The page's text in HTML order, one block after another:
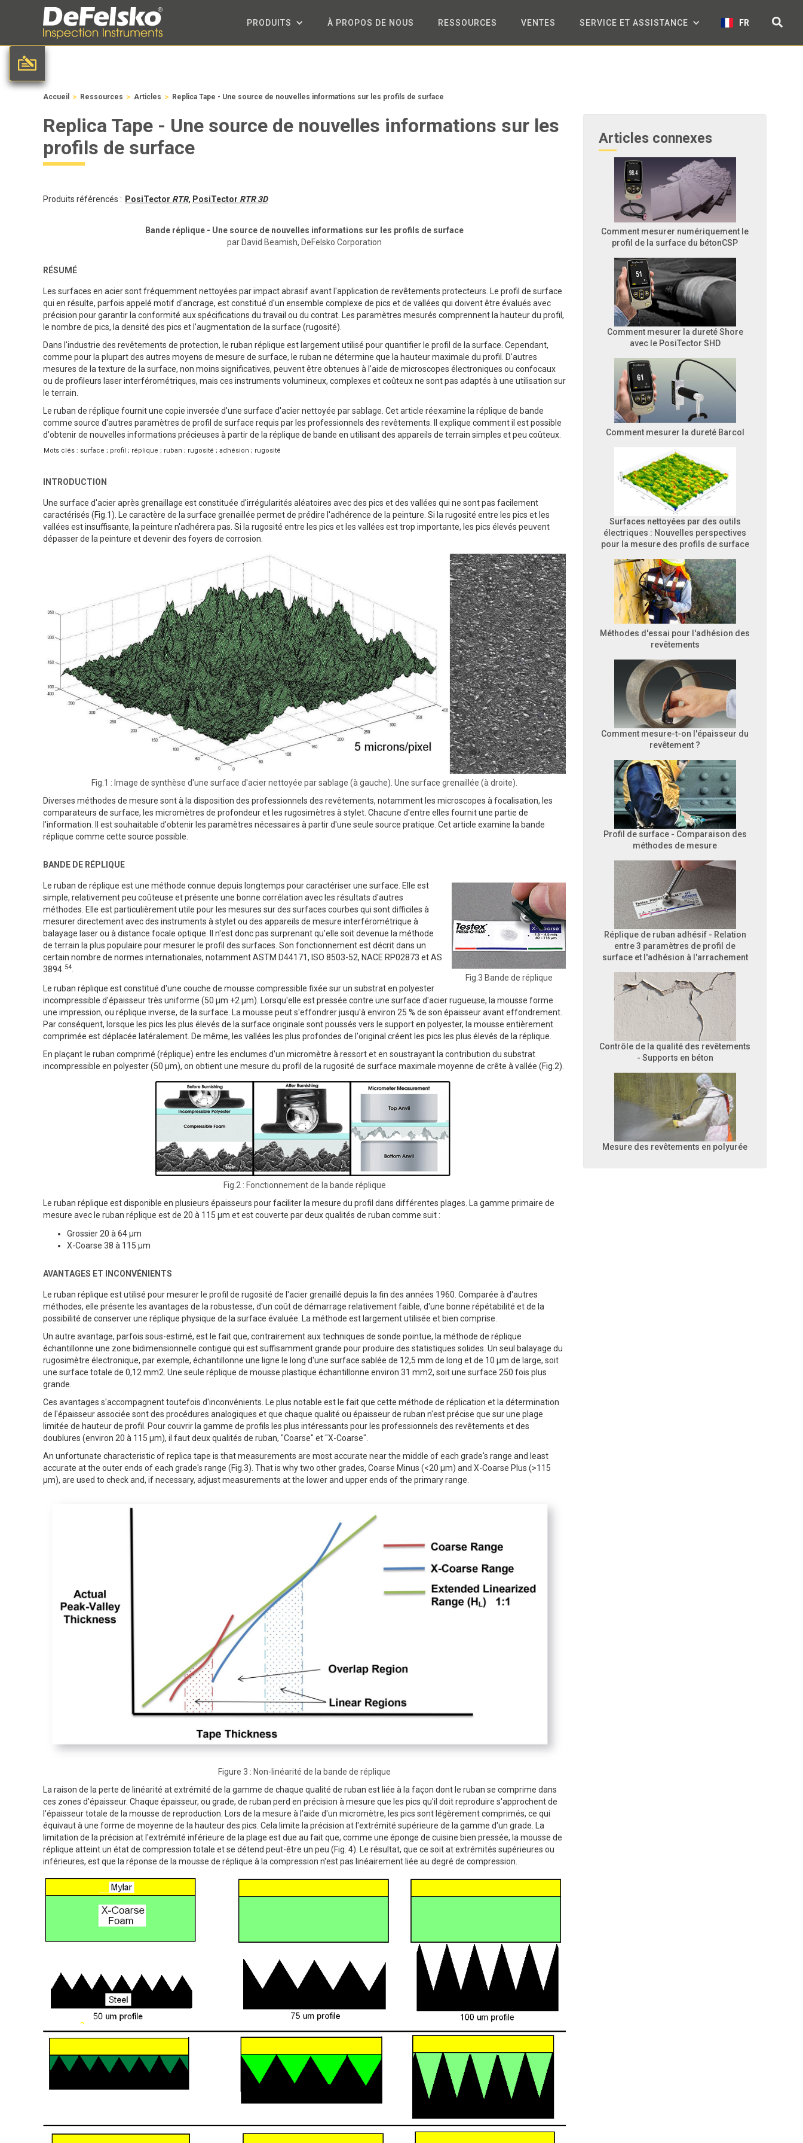
PRODUITS À PROPOS DE NOUS RESSOURCES VENTES SERVICE ET ASSISTANCE FR
Accueil > Ressources > Articles > Replica Tape - Une source de nouvelles informations sur les profils de surface
Replica Tape - Une source de nouvelles informations sur les
profils de surface
Produits référencés : PosiTector RTR, PosiTector RTR 3D
Bande réplique - Une source de nouvelles informations sur les profils de surface
par David Beamish, DeFelsko Corporation
RÉSUMÉ
Les surfaces en acier sont fréquemment nettoyées par impact abrasif avant l'application de revêtements protecteurs. Le profil de surface
qui en résulte, parfois appelé motif d'ancrage, est constitué d'un ensemble complexe de pics et de vallées qui doivent être évalués avec
précision pour garantir la conformité aux spécifications du travail ou du contrat. Les paramètres mesurés comprennent la hauteur du profil,
le nombre de pics, la densité des pics et l'augmentation de la surface (rugosité).
Dans l'industrie des revêtements de protection, le ruban réplique est largement utilisé pour quantifier le profil de la surface. Cependant,
comme pour la plupart des autres moyens de mesure de surface, le ruban ne détermine que la hauteur maximale du profil. D'autres
mesures de la texture de la surface, non moins significatives, peuvent être obtenues à l'aide de microscopes électroniques ou confocaux
ou de profileurs laser interférométriques, mais ces instruments volumineux, complexes et coûteux ne sont pas adaptés à une utilisation sur
le terrain.
Le ruban de réplique fournit une copie inversée d'une surface d'acier nettoyée par sablage. Cet article réexamine la réplique de bande
comme source d'autres paramètres de profil de surface requis par les professionnels des revêtements. Il explique comment il est possible
d'obtenir de nouvelles informations précieuses à partir de la réplique de bande en utilisant des appareils de terrain simples et peu coûteux.
Mots clés : surface ; profil ; réplique ; ruban ; rugosité ; adhésion ; rugosité
INTRODUCTION
Une surface d'acier après grenaillage est constituée d'irrégularités aléatoires avec des pics et des vallées qui ne sont pas facilement
caractérisés (Fig.1). Le caractère de la surface grenaillée permet de prédire l'adhérence de la peinture. Si la rugosité entre les pics et les
vallées est insuffisante, la peinture n'adhérera pas. Si la rugosité entre les pics et les vallées est trop importante, les pics élevés peuvent
dépasser de la peinture et devenir des foyers de corrosion.
Fig.1 : Image de synthèse d'une surface d'acier nettoyée par sablage (à gauche). Une surface grenaillée (à droite).
Diverses méthodes de mesure sont à la disposition des professionnels des revêtements, notamment les microscopes à focalisation, les
comparateurs de surface, les micromètres de profondeur et les rugosimètres à stylet. Chacune d'entre elles fournit une partie de
l'information. Il est souhaitable d'obtenir les paramètres nécessaires à partir d'une seule source pratique. Cet article examine la bande
réplique comme cette source possible.
BANDE DE RÉPLIQUE
Fig.3 Bande de réplique
Le ruban de réplique est une méthode connue depuis longtemps pour caractériser une surface. Elle est
simple, relativement peu coûteuse et présente une bonne corrélation avec les résultats d'autres
méthodes. Elle est particulièrement utile pour les mesures sur des surfaces courbes qui sont difficiles à
mesurer directement avec des instruments à stylet ou des appareils de mesure interférométrique à
balayage laser ou à distance focale optique. Il n'est donc pas surprenant qu'elle soit devenue la méthode
de terrain la plus populaire pour mesurer le profil des surfaces. Son fonctionnement est décrit dans un
certain nombre de normes internationales, notamment ASTM D44171, ISO 8503-52, NACE RP02873 et AS
3894. 54
Le ruban réplique est constitué d'une couche de mousse compressible fixée sur un substrat en polyester
incompressible d'épaisseur très uniforme (50 µm +2 µm). Lorsqu'elle est pressée contre une surface d'acier rugueuse, la mousse forme
une impression, ou réplique inverse, de la surface. La mousse peut s'effondrer jusqu'à environ 25 % de son épaisseur avant effondrement.
Par conséquent, lorsque les pics les plus élevés de la surface originale sont poussés vers le support en polyester, la mousse entièrement
comprimée est déplacée latéralement. De même, les vallées les plus profondes de l'original créent les pics les plus élevés de la réplique.
En plaçant le ruban comprimé (réplique) entre les enclumes d'un micromètre à ressort et en soustrayant la contribution du substrat
incompressible en polyester (50 µm), on obtient une mesure du profil de la rugosité de surface maximale moyenne de crête à vallée (Fig.2).
Fig.2 : Fonctionnement de la bande réplique
Le ruban réplique est disponible en plusieurs épaisseurs pour faciliter la mesure du profil dans différentes plages. La gamme primaire de
mesure avec le ruban réplique est de 20 à 115 µm et est couverte par deux qualités de ruban comme suit :
Grossier 20 à 64 µm
X-Coarse 38 à 115 µm
AVANTAGES ET INCONVÉNIENTS
Le ruban réplique est utilisé pour mesurer le profil de rugosité de l'acier grenaillé depuis la fin des années 1960. Comparée à d'autres
méthodes, elle présente les avantages de la robustesse, d'un coût de démarrage relativement faible, d'une bonne répétabilité et de la
possibilité de conserver une réplique physique de la surface évaluée. La méthode est largement utilisée et bien comprise.
Un autre avantage, parfois sous-estimé, est le fait que, contrairement aux techniques de sonde pointue, la méthode de réplique
échantillonne une zone bidimensionnelle contiguë qui est suffisamment grande pour produire des statistiques solides. Un seul balayage du
rugosimètre électronique, par exemple, échantillonne une ligne le long d'une surface sablée de 12,5 mm de long et de 10 µm de large, soit
une surface totale de 0,12 mm2. Une seule réplique de mousse plastique échantillonne environ 31 mm2, soit une surface 250 fois plus
grande.
Ces avantages s'accompagnent toutefois d'inconvénients. Le plus notable est le fait que cette méthode de réplication et la détermination
de l'épaisseur associée sont des procédures analogiques et que chaque qualité ou épaisseur de ruban n'est précise que sur une plage
limitée de hauteur de profil. Pour couvrir la gamme de profils les plus intéressants pour les professionnels des revêtements et des
doublures (environ 20 à 115 µm), il faut deux qualités de ruban, "Coarse" et "X-Coarse".
An unfortunate characteristic of replica tape is that measurements are most accurate near the middle of each grade's range and least
accurate at the outer ends of each grade's range (Fig.3). That is why two other grades, Coarse Minus (<20 µm) and X-Coarse Plus (>115
µm), are used to check and, if necessary, adjust measurements at the lower and upper ends of the primary range.
Figure 3 : Non-linéarité de la bande de réplique
La raison de la perte de linéarité at extrémité de la gamme de chaque qualité de ruban est liée à la façon dont le ruban se comprime dans
ces zones d'épaisseur. Chaque épaisseur, ou grade, de ruban perd en précision à mesure que les pics qu'il doit reproduire s'approchent de
l'épaisseur totale de la mousse de reproduction. Lors de la mesure à l'aide d'un micromètre, les pics sont légèrement comprimés, ce qui
équivaut à une forme de moyenne de la hauteur des pics. Cela limite la précision at l'extrémité supérieure de la gamme d'un grade. La
limitation de la précision at l'extrémité inférieure de la plage est due au fait que, comme une éponge de cuisine bien pressée, la mousse de
réplique atteint un état de compression totale et se détend peut-être un peu (Fig. 4). Le résultat, que ce soit at extrémités supérieures ou
inférieures, est que la réponse de la mousse de réplique à la compression n'est pas linéairement liée au degré de compression.
Articles connexes
Comment mesurer numériquement le
profil de la surface du bétonCSP
Comment mesurer la dureté Shore
avec le PosiTector SHD
Comment mesurer la dureté Barcol
Surfaces nettoyées par des outils
électriques : Nouvelles perspectives
pour la mesure des profils de surface
Méthodes d'essai pour l'adhésion des
revêtements
Comment mesure-t-on l'épaisseur du
revêtement ?
Profil de surface - Comparaison des
méthodes de mesure
Réplique de ruban adhésif - Relation
entre 3 paramètres de profil de
surface et l'adhésion à l'arrachement
Contrôle de la qualité des revêtements
- Supports en béton
Mesure des revêtements en polyurée